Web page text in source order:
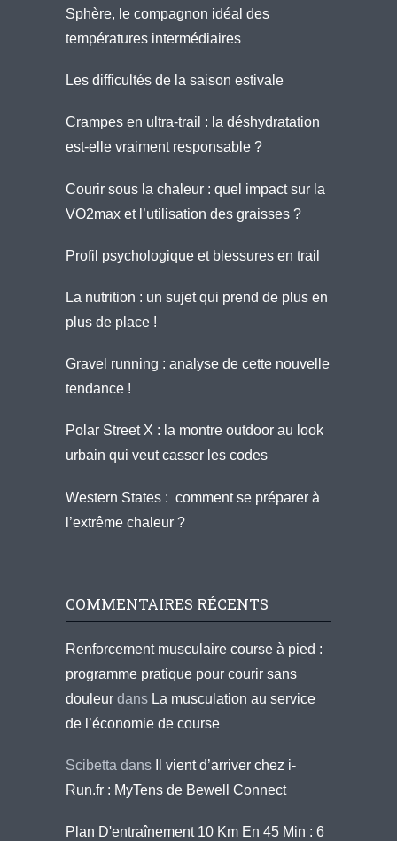
Sphère, le compagnon idéal des
températures intermédiaires
Les difficultés de la saison estivale
Crampes en ultra-trail : la déshydratation
est-elle vraiment responsable ?
Courir sous la chaleur : quel impact sur la
VO2max et l’utilisation des graisses ?
Profil psychologique et blessures en trail
La nutrition : un sujet qui prend de plus en
plus de place !
Gravel running : analyse de cette nouvelle
tendance !
Polar Street X : la montre outdoor au look
urbain qui veut casser les codes
Western States : comment se préparer à
l’extrême chaleur ?
COMMENTAIRES RÉCENTS
Renforcement musculaire course à pied :
programme pratique pour courir sans
douleur dans La musculation au service
de l’économie de course
Scibetta dans
Il vient d’arriver chez i-
Run.fr : MyTens de Bewell Connect
Plan D'entraînement 10 Km En 45 Min : 6